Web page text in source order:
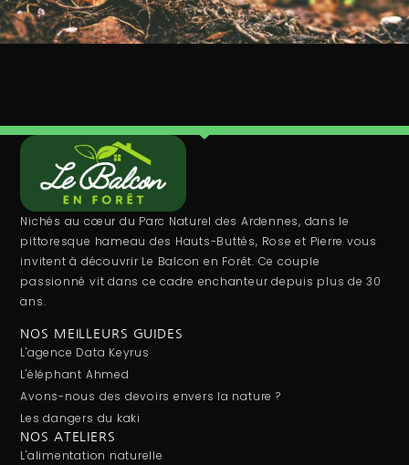
Nichés au cœur du Parc Naturel des Ardennes, dans le
pittoresque hameau des Hauts-Buttés, Rose et Pierre vous
invitent à découvrir Le Balcon en Forêt. Ce couple
passionné vit dans ce cadre enchanteur depuis plus de 30
ans.
NOS MEILLEURS GUIDES
L'agence Data Keyrus
L'éléphant Ahmed
Avons-nous des devoirs envers la nature ?
Les dangers du kaki
NOS ATELIERS
L'alimentation naturelle